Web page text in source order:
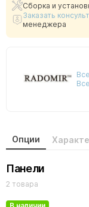
Сборка и
Заказать
менеджера
Опции
Панели
2 товара
В наличии